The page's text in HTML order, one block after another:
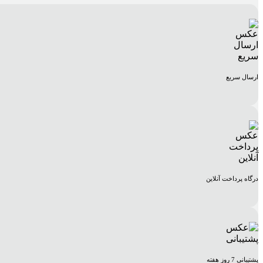
ارسال سریع
درگاه پرداخت آنلاین
پشتیبانی 7 روز هفته